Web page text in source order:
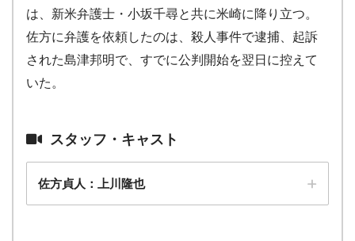
は、新米弁護士・小坂千尋と共に米崎に降り立つ。
佐方に弁護を依頼したのは、殺人事件で逮捕、起訴
された島津邦明で、すでに公判開始を翌日に控えて
いた。
スタッフ・キャスト
佐方貞人：上川隆也